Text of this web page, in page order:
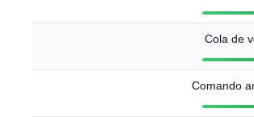
Cola de
Comando